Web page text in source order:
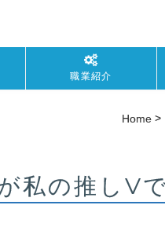
職業紹介
Home>
私の推しV